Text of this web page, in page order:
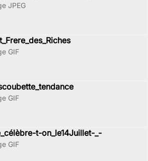
JPEG
GIF
GIF
t-on_le14Juillet-_-
GIF